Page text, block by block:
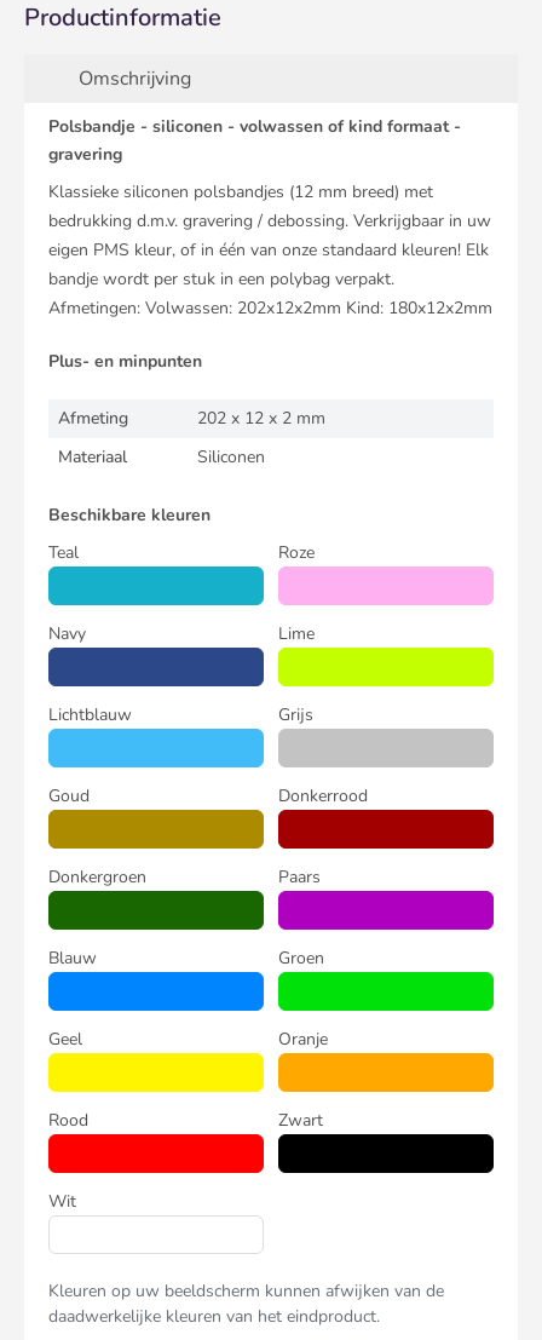
Productinformatie
Omschrijving
Polsbandje - siliconen - volwassen of kind formaat -
gravering
Klassieke siliconen polsbandjes (12 mm breed) met
bedrukking d.m.v. gravering / debossing. Verkrijgbaar in uw
eigen PMS kleur, of in één van onze standaard kleuren! Elk
bandje wordt per stuk in een polybag verpakt.
Afmetingen: Volwassen: 202x12x2mm Kind: 180x12x2mm
Plus- en minpunten
Afmeting
202 x 12 x 2 mm
Materiaal
Siliconen
Beschikbare kleuren
Teal
Roze
Navy Lime
Lichtblauw Grijs
Goud Donkerrood
Donkergroen Paars
Blauw Groen
Geel Oranje
Rood Zwart
Wit
Kleuren op uw beeldscherm kunnen afwijken van de
daadwerkelijke kleuren van het eindproduct.